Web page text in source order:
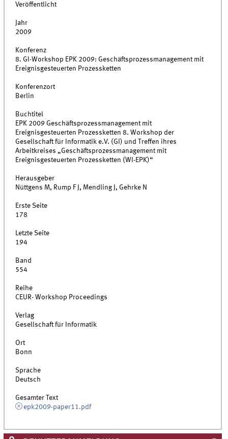
Veröffentlicht
Jahr
2009
Konferenz
8. GI-Workshop EPK 2009: Geschäftsprozessmanagement mit
Ereignisgesteuerten Prozessketten
Konferenzort
Berlin
Buchtitel
EPK 2009 Geschäftsprozessmanagement mit
Ereignisgesteuerten Prozessketten 8. Workshop der
Gesellschaft für Informatik e.V. (GI) und Treffen ihres
Arbeitkreises „Geschäftsprozessmanagement mit
Ereignisgesteuerten Prozessketten (WI-EPK)“
Herausgeber
Nüttgens M, Rump F J, Mendling J, Gehrke N
Erste Seite
178
Letzte Seite
194
Band
554
Reihe
CEUR- Workshop Proceedings
Verlag
Gesellschaft für Informatik
Ort
Bonn
Sprache
Deutsch
Gesamter Text
epk2009-paper11.pdf